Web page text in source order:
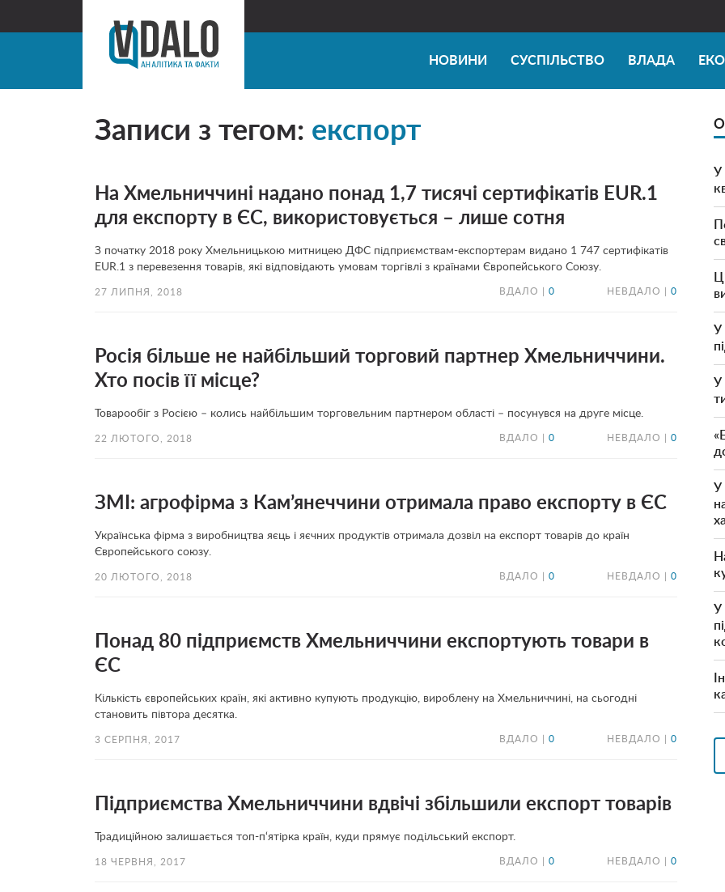
НОВИНИ СУСПІЛЬСТВО ВЛАДА
Записи з тегом: експорт
На Хмельниччині надано понад 1,7 тисячі сертифікатів EUR.1
для експорту в ЄС, використовується – лише сотня
З початку 2018 року Хмельницькою митницею ДФС підприємствам-експортерам видано 1 747 сертифікатів
EUR.1 з перевезення товарів, які відповідають умовам торгівлі з країнами Європейського Союзу.
27 ЛИПНЯ, 2018 ВДАЛО | 0 НЕВДАЛО | 0
Росія більше не найбільший торговий партнер Хмельниччини.
Хто посів її місце?
Товарообіг з Росією – колись найбільшим торговельним партнером області – посунувся на друге місце.
22 ЛЮТОГО, 2018 ВДАЛО | 0 НЕВДАЛО | 0
ЗМІ: агрофірма з Кам’янеччини отримала право експорту в ЄС
Українська фірма з виробництва яєць і яєчних продуктів отримала дозвіл на експорт товарів до країн
Європейського союзу.
20 ЛЮТОГО, 2018 ВДАЛО | 0 НЕВДАЛО | 0
Понад 80 підприємств Хмельниччини експортують товари в
ЄС
Кількість європейських країн, які активно купують продукцію, вироблену на Хмельниччині, на сьогодні
становить півтора десятка.
3 СЕРПНЯ, 2017 ВДАЛО | 0 НЕВДАЛО | 0
Підприємства Хмельниччини вдвічі збільшили експорт товарів
Традиційною залишається топ-п‘ятірка країн, куди прямує подільський експорт.
18 ЧЕРВНЯ, 2017 ВДАЛО | 0 НЕВДАЛО | 0
У
У
У
У
У